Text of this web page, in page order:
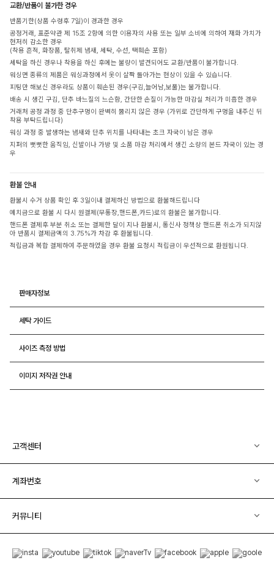
교환/반품이 불가한 경우
반품기한(상품 수령후 7일)이 경과한 경우
공정거래, 표준약관 제 15조 2항에 의한 이용자의 사용 또는 일부 소비에 의하여 재화 가치가
현저히 감소한 경우
(착용 흔적, 화장품, 탈취제 냄새, 세탁, 수선, 택훼손 포함)
세탁을 하신 경우나 착용을 하신 후에는 불량이 발견되어도 교환/반품이 불가합니다.
워싱면 종류의 제품은 워싱과정에서 옷이 살짝 돌아가는 현상이 있을 수 있습니다.
피팅만 해보신 경우라도 상품이 훼손된 경우(구김,늘어남,보풀)는 불가합니다.
배송 시 생긴 구김, 단추 바느질의 느슨함, 간단한 손질이 가능한 마감실 처리가 미흡한 경우
거래처 공정 과정 중 단추구멍이 완벽히 뚫리지 않은 경우 (가위로 간단하게 구멍을 내주신 뒤
착용 부탁드립니다)
워싱 과정 중 발생하는 냄새와 단추 위치를 나타내는 초크 자국이 남은 경우
지퍼의 뻣뻣한 움직임, 신발이나 가방 및 소품 마감 처리에서 생긴 소량의 본드 자국이 있는 경
우
환불 안내
환불시 수거 상품 확인 후 3일이내 결제하신 방법으로 환불해드립니다
예치금으로 환불 시 다시 원결제(무통장,핸드폰,카드)로의 환불은 불가합니다.
핸드폰 결제후 부분 취소 또는 결제한 달이 지나 환불시, 통신사 정책상 핸드폰 취소가 되지않
아 반품시 결제금액의 3.75%가 차감 후 환불됩니다.
적립금과 복합 결제하여 주문하였을 경우 환불 요청시 적립금이 우선적으로 환원됩니다.
판매자정보
세탁 가이드
사이즈 측정 방법
이미지 저작권 안내
고객센터
계좌번호
커뮤니티